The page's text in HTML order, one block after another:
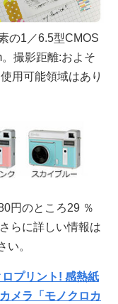
の1／6.5型CMOS
撮影距離:およそ
用可能領域はあり
円のところ29 ％
らに詳しい情報は
い。
プリント! 感熱紙
メラ「モノクロカ